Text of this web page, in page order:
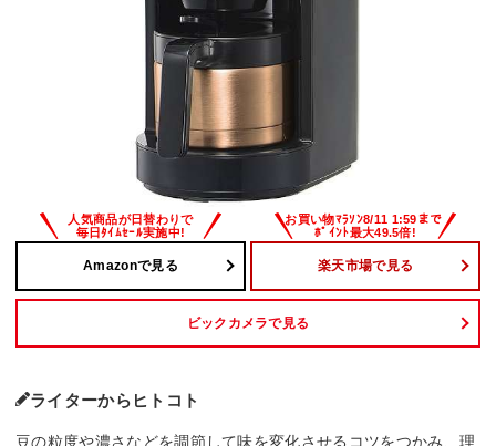
Amazonで見る 楽天市場で見る
ビックカメラで見る
ライターからヒトコト
豆の粒度や濃さなどを調節して味を変化させるコツをつかみ、理